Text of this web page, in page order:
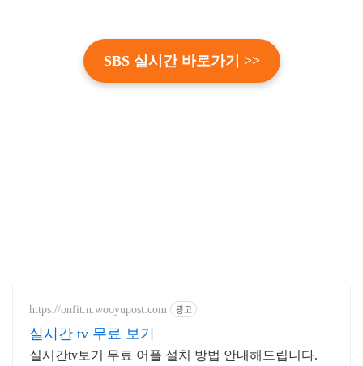
SBS 실시간 바로가기 >>
https://onfit.n.wooyupost.com 광고
실시간 tv 무료 보기
실시간tv보기 무료 어플 설치 방법 안내해드립니다.